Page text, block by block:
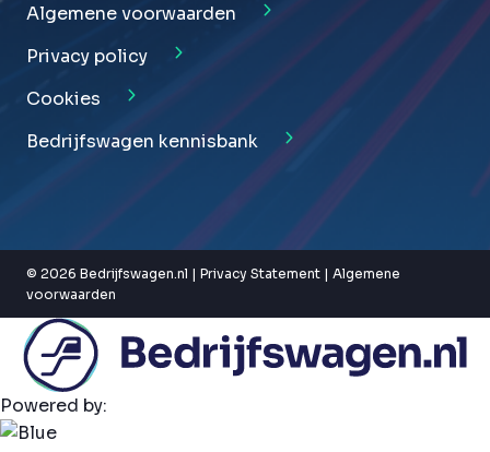
Algemene voorwaarden
Privacy policy
Cookies
Bedrijfswagen kennisbank
© 2026 Bedrijfswagen.nl | Privacy Statement | Algemene
voorwaarden
Powered by: